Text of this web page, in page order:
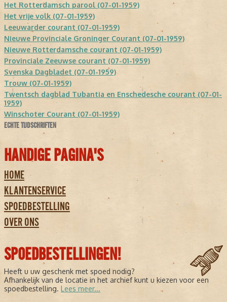
Het Rotterdamsch parool (07-01-1959)
Het vrije volk (07-01-1959)
Leeuwarder courant (07-01-1959)
Nieuwe Provinciale Groninger Courant (07-01-1959)
Nieuwe Rotterdamsche courant (07-01-1959)
Provinciale Zeeuwse courant (07-01-1959)
Svenska Dagbladet (07-01-1959)
Trouw (07-01-1959)
Twentsch dagblad Tubantia en Enschedesche courant (07-01-
1959)
Winschoter Courant (07-01-1959)
ECHTE TIJDSCHRIFTEN
HANDIGE PAGINA'S
HOME
KLANTENSERVICE
SPOEDBESTELLING
OVER ONS
SPOEDBESTELLINGEN!
Heeft u uw geschenk met spoed nodig?
Afhankelijk van de locatie in het archief kunt u kiezen voor een
spoedbestelling. Lees meer...